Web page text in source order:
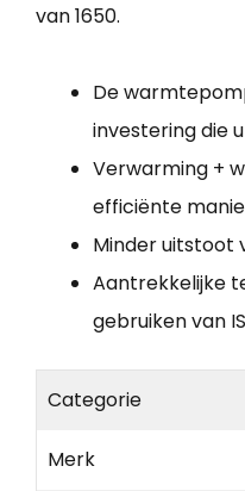
van 1650.
De
investering die
Verwarming +
efficiënte
Minder uitstoot
Aantrekkelijke
gebruiken van
Categorie
Merk